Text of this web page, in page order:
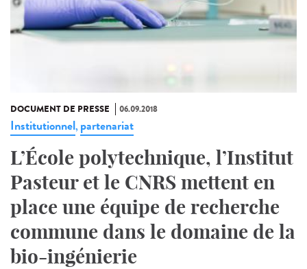
DOCUMENT DE PRESSE 06.09.2018
Institutionnel, partenariat
L’École polytechnique, l’Institut
Pasteur et le CNRS mettent en
place une équipe de recherche
commune dans le domaine de la
bio-ingénierie